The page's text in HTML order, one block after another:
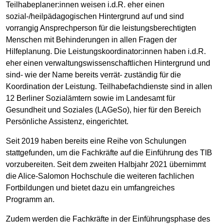
Teilhabeplaner:innen weisen i.d.R. eher einen
sozial-/heilpädagogischen Hintergrund auf und sind
vorrangig Ansprechperson für die leistungsberechtigten
Menschen mit Behinderungen in allen Fragen der
Hilfeplanung. Die Leistungskoordinator:innen haben i.d.R.
eher einen verwaltungswissenschaftlichen Hintergrund und
sind- wie der Name bereits verrät- zuständig für die
Koordination der Leistung. Teilhabefachdienste sind in allen
12 Berliner Sozialämtern sowie im Landesamt für
Gesundheit und Soziales (LAGeSo), hier für den Bereich
Persönliche Assistenz, eingerichtet.
Seit 2019 haben bereits eine Reihe von Schulungen
stattgefunden, um die Fachkräfte auf die Einführung des TIB
vorzubereiten. Seit dem zweiten Halbjahr 2021 übernimmt
die Alice-Salomon Hochschule die weiteren fachlichen
Fortbildungen und bietet dazu ein umfangreiches
Programm an.
Zudem werden die Fachkräfte in der Einführungsphase des